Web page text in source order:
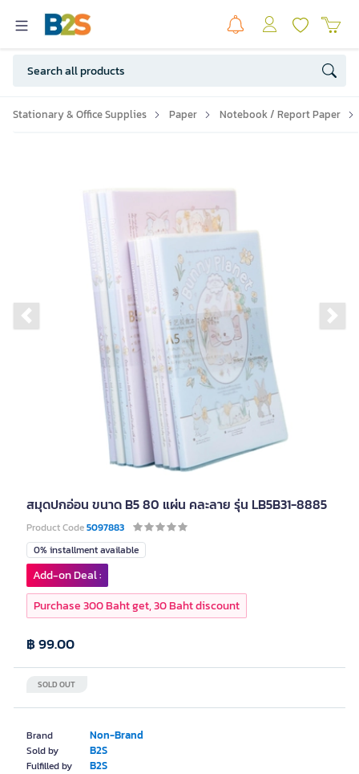
Stationary & Office Supplies Paper Notebook / Report Paper
Previous slide
สมุดปกอ่อน ขนาด B5 80 แผ่น คละลาย รุ่น LB5B31-8885
Product Code5097883
Brand Non-Brand
Sold by B2S
Fulfilled by B2S
0% installment available
SOLD OUT
฿ 99.00
Add-on Deal :
Purchase 300 Baht get, 30 Baht discount